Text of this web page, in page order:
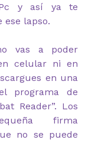
Pc y así ya te
ese lapso.
vas a poder
celular ni en
en una
programa de
Reader”. Los
firma
no se puede